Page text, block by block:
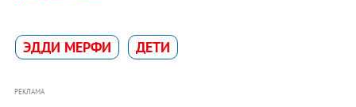
ЭДДИ МЕРФИ ДЕТИ
РЕКЛАМА